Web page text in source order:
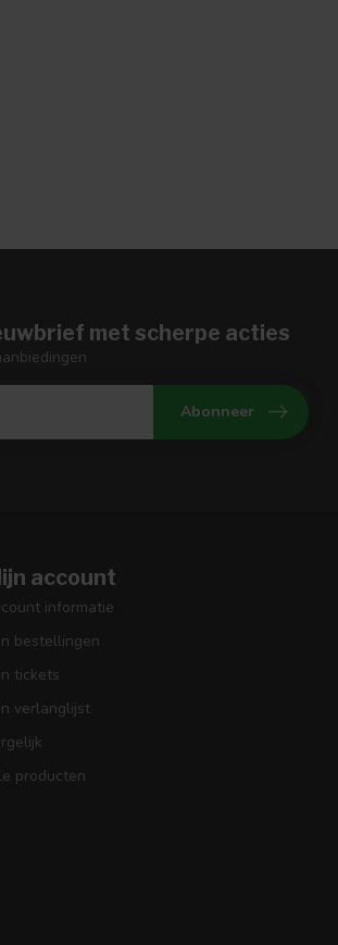
met scherpe acties
Abonneer
account
informatie
bestellingen
tickets
verlanglijst
producten